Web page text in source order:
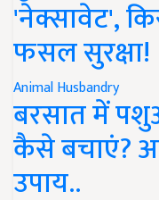
'नेक्सावेट',
फसल सुरक्षा!
Animal Husbandry
बरसात में
कैसे बचाएं?
उपाय..